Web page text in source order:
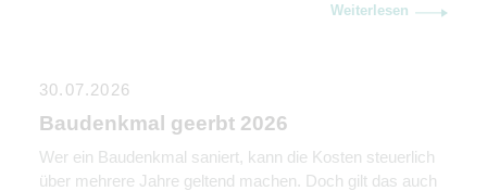
Kommunikation genauso wichtig ist wie rechtliche und
Weiterlesen
30.07.2026
Baudenkmal geerbt 2026
Wer ein Baudenkmal saniert, kann die Kosten steuerlich
über mehrere Jahre geltend machen. Doch gilt das auch